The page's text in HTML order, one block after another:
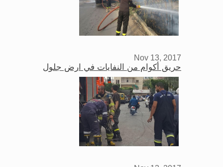
Nov 13, 2017
حريق أكوام من النفايات في ارض جلول